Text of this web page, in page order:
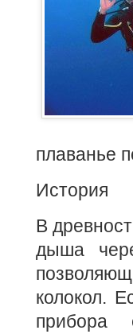
плаванье
История
В
дыша
колокол.
прибора